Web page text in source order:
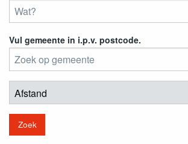
Vul gemeente in i.p.v. postcode.
Zoek